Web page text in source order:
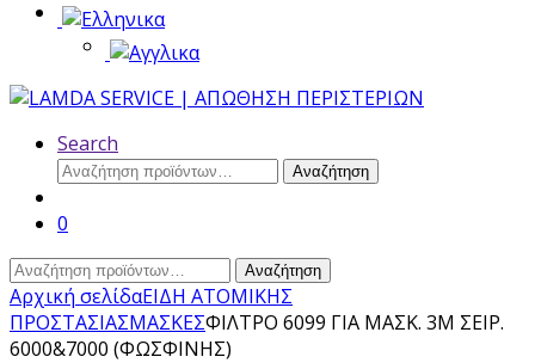
Search
Αναζήτηση
Αναζήτηση
0
Αναζήτηση
για:
Αναζήτηση
Αρχική σελίδαΕΙΔΗ ΑΤΟΜΙΚΗΣ
ΠΡΟΣΤΑΣΙΑΣΜΑΣΚΕΣΦΙΛΤΡΟ 6099 ΓΙΑ ΜΑΣΚ. 3Μ ΣΕΙΡ.
6000&7000 (ΦΩΣΦΙΝΗΣ)